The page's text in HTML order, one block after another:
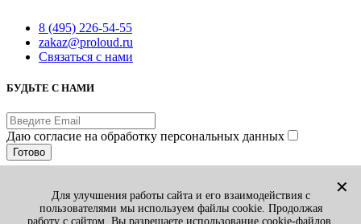
8 (495) 226-54-55
zakaz@proloud.ru
Связаться с нами
БУДЬТЕ С НАМИ
Даю согласие на обработку персональных данных
Готово
Принимаем к оплате:
Вы смотрели 1
✕
Для улучшения работы сайта и его взаимодействия с
пользователями мы используем файлы cookie. Продолжая
работу с сайтом, Вы разрешаете использование cookie-файлов.